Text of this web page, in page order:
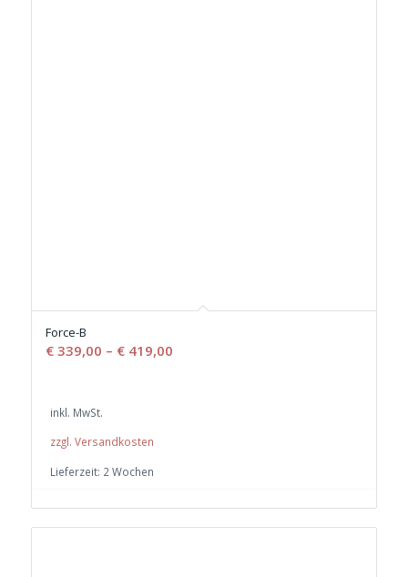
Force-B
€339,00 – €419,00
inkl. MwSt.
zzgl. Versandkosten
Lieferzeit: 2 Wochen